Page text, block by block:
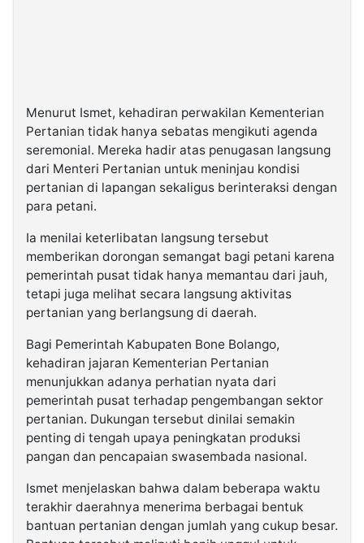
Menurut Ismet, kehadiran perwakilan Kementerian
Pertanian tidak hanya sebatas mengikuti agenda
seremonial. Mereka hadir atas penugasan langsung
dari Menteri Pertanian untuk meninjau kondisi
pertanian di lapangan sekaligus berinteraksi dengan
para petani.
Ia menilai keterlibatan langsung tersebut
memberikan dorongan semangat bagi petani karena
pemerintah pusat tidak hanya memantau dari jauh,
tetapi juga melihat secara langsung aktivitas
pertanian yang berlangsung di daerah.
Bagi Pemerintah Kabupaten Bone Bolango,
kehadiran jajaran Kementerian Pertanian
menunjukkan adanya perhatian nyata dari
pemerintah pusat terhadap pengembangan sektor
pertanian. Dukungan tersebut dinilai semakin
penting di tengah upaya peningkatan produksi
pangan dan pencapaian swasembada nasional.
Ismet menjelaskan bahwa dalam beberapa waktu
terakhir daerahnya menerima berbagai bentuk
bantuan pertanian dengan jumlah yang cukup besar.